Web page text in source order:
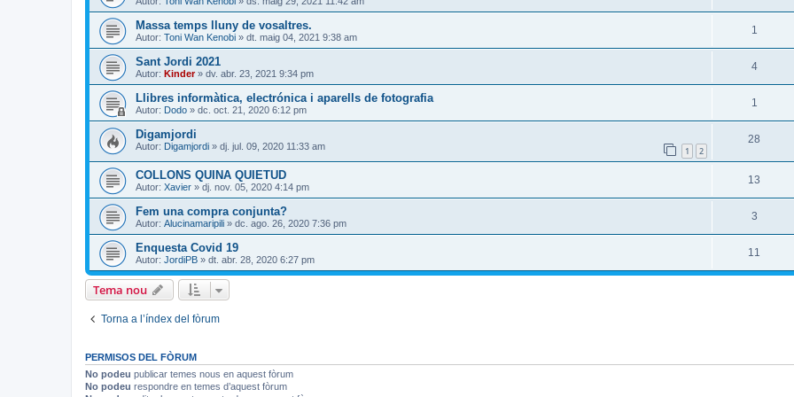
Massa temps lluny de vosaltres.
Autor: Toni Wan Kenobi » dt. maig 04, 2021 9:38 am
1
Sant Jordi 2021
Autor: Kinder» dv. abr. 23, 2021 9:34 pm
4
Llibres informàtica, electrónica i aparells de fotografia
Autor: Dodo » dc. oct. 21, 2020 6:12 pm
1
Digamjordi
Autor: Digamjordi » dj. jul. 09, 2020 11:33 am 1 2
28
COLLONS QUINA QUIETUD
Autor: Xavier » dj. nov. 05, 2020 4:14 pm
13
Fem una compra conjunta?
Autor: Alucinamaripili » dc. ago. 26, 2020 7:36 pm
3
Enquesta Covid 19
Autor: JordiPB » dt. abr. 28, 2020 6:27 pm
11
Tema nou
Torna a l’índex del fòrum
PERMISOS DEL FÒRUM
No podeu publicar temes nous en aquest fòrum
No podeu respondre en temes d’aquest fòrum